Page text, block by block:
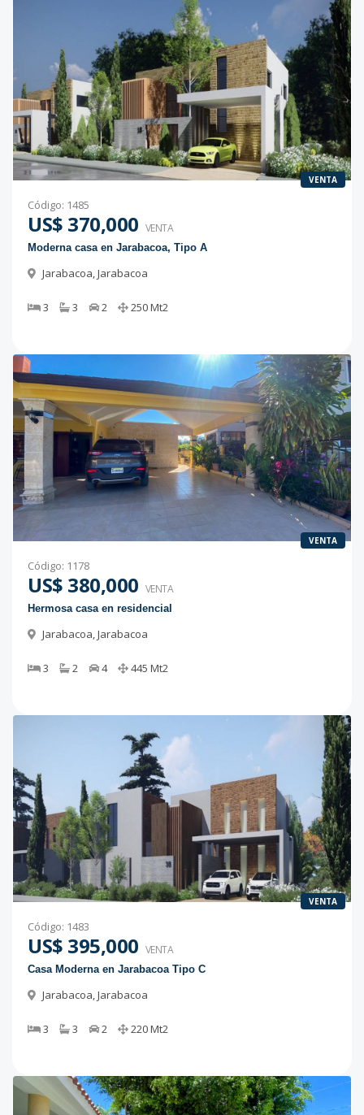
VENTA
Código: 1485
US$ 370,000 VENTA
Moderna casa en Jarabacoa, Tipo A
Jarabacoa,Jarabacoa
3 3 2 250Mt2
VENTA
Código: 1178
US$ 380,000 VENTA
Hermosa casa en residencial
Jarabacoa,Jarabacoa
3 2 4 445 Mt2
VENTA
Código: 1483
US$ 395,000 VENTA
Casa Moderna en Jarabacoa Tipo C
Jarabacoa,Jarabacoa
3 3 2 220Mt2